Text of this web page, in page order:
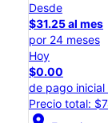
Desde
$31.25 al mes
por 24 meses
Hoy
$0.00
de pago
Precio total: